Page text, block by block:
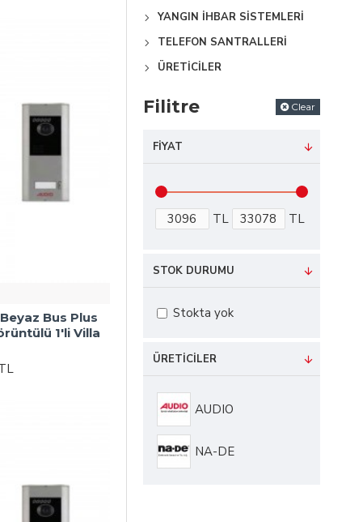
Bus Plus
1'li Villa
YANGIN İHBAR SISTEMLERI
TELEFON SANTRALLERI
ÜRETICILER
Filitre Clear
FIYAT
TL TL
ÜRETICILER
AUDIO
NA-DE
STOK DURUMU
Stokta yok